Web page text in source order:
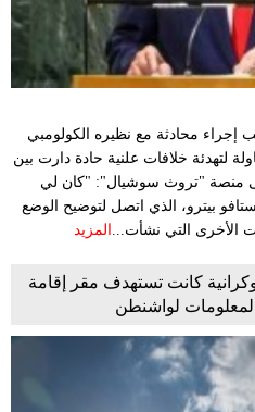
إجراء محادثة مع نظيره الكولومبي
لتهدئة خلافات علنية حادة دارت بين
منصة "تروث سوشيال": "كان لي
بيترو، الذي اتصل لتوضيح الوضع
الأخرى التي نشأت...
المزيد
كانت تستهدف مقر إقامة
لواشنطن